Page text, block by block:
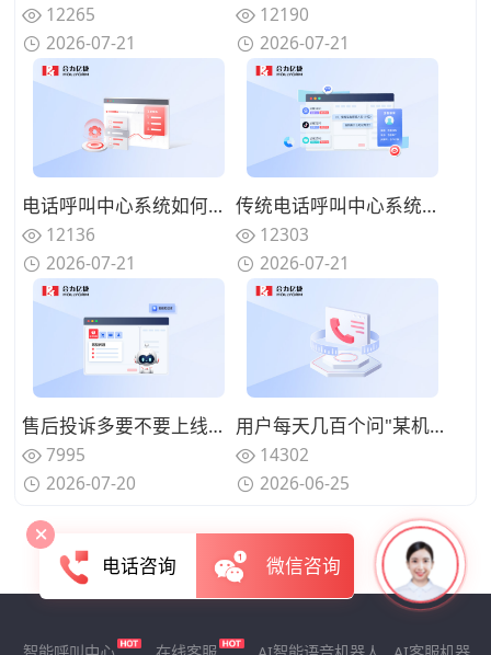
12265
2026-07-21
12190
2026-07-21
电话呼叫中心系统如何实现来电智能分配？路由策略优化坐席资源调配
12136
2026-07-21
传统电话呼叫中心系统面临哪些挑战？数字化转型的迫切性与路径
12303
2026-07-21
售后投诉多要不要上线呼叫中心系统？规范来电处理标准
7995
2026-07-20
用户每天几百个问"某机型回收多少钱"、人工查型号报价慢还漏单？用智能电话呼叫中心系统自动识别型号并实时报价
14302
2026-06-25
电话咨询 微信咨询